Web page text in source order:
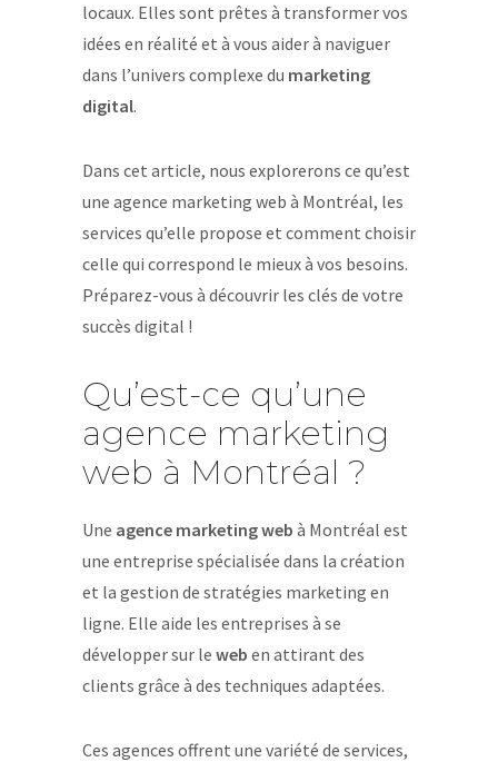
locaux. Elles sont prêtes à transformer vos
idées en réalité et à vous aider à naviguer
dans l’univers complexe du marketing
digital.
Dans cet article, nous explorerons ce qu’est
une agence marketing web à Montréal, les
services qu’elle propose et comment choisir
celle qui correspond le mieux à vos besoins.
Préparez-vous à découvrir les clés de votre
succès digital !
Qu’est-ce qu’une
agence marketing
web à Montréal ?
Une agence marketing web à Montréal est
une entreprise spécialisée dans la création
et la gestion de stratégies marketing en
ligne. Elle aide les entreprises à se
développer sur le web en attirant des
clients grâce à des techniques adaptées.
Ces agences offrent une variété de services,